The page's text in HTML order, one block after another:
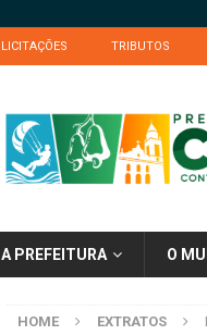
LICITAÇÕES TRIBUTOS
A PREFEITURA O
HOME EXTRATOS